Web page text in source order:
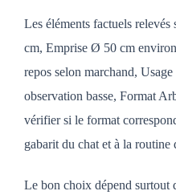
Les éléments factuels
cm, Emprise Ø 50 cm
repos selon marchand,
observation basse, Format
vérifier si le format
gabarit du chat et à la routine
Le bon choix dépend surtout